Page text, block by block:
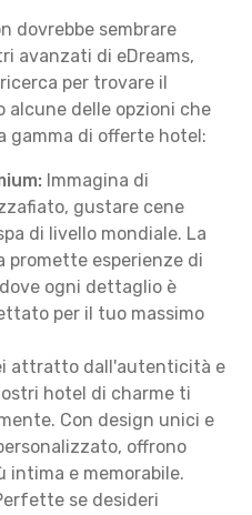
dovrebbe sembrare
avanzati di eDreams,
per trovare il
alcune delle opzioni che
gamma di offerte hotel:
Immagina di
gustare cene
di livello mondiale. La
promette esperienze di
ogni dettaglio è
per il tuo massimo
attratto dall'autenticità e
hotel di charme ti
Con design unici e
offrono
intima e memorabile.
se desideri